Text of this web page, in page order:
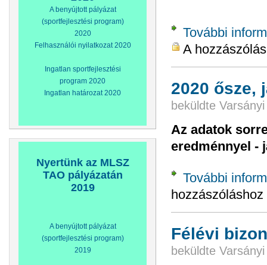
A benyújtott pályázat
(sportfejlesztési program)
2020
Felhasználói nyilatkozat 2020
Ingatlan sportfejlesztési
program 2020
Ingatlan határozat 2020
Nyertünk az MLSZ
TAO pályázatán
2019
A benyújtott pályázat
(sportfejlesztési program)
2019
További
A
2020 ősze,
beküldte
Az adatok
eredménnyel -
További
hozzászóláshoz
Félévi
beküldte